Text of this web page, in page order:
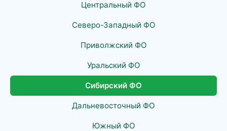
Центральный ФО
Северо-Западный ФО
Приволжский ФО
Уральский ФО
Сибирский ФО
Дальневосточный ФО
Южный ФО